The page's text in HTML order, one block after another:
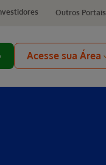
Outros Portais
Acesse sua Área